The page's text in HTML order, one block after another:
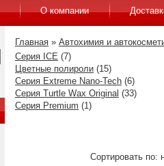
О компании
Главная » Автохимия и
Серия ICE (7)
Цветные полироли (15)
Серия Extreme Nano-Tech (6)
Серия Turtle Wax Original (33)
Серия Premium (1)
Сортировать по: